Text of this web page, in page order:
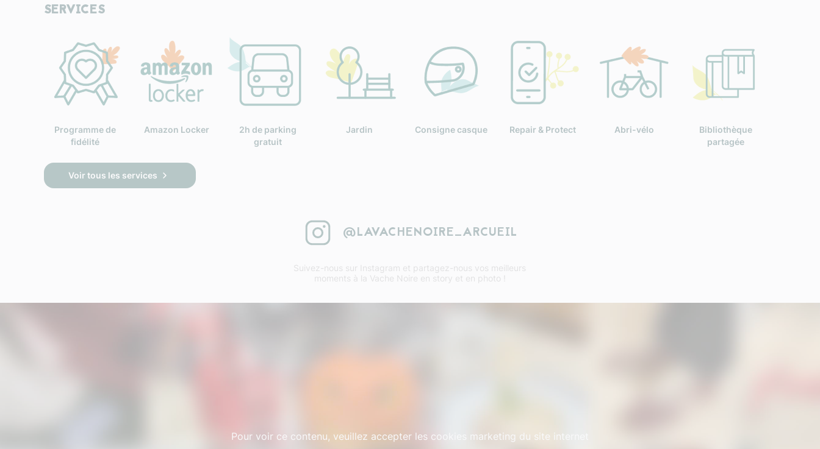
SERVICES
Programme de
fidélité
Amazon Locker
2h de parking
gratuit
Jardin Consigne casque Repair & Protect Abri-vélo
Bibliothèque
partagée
Voir tous les services
@LAVACHENOIRE_ARCUEIL
Suivez-nous sur Instagram et partagez-nous vos meilleurs
moments à la Vache Noire en story et en photo !
Pour voir ce contenu, veuillez accepter les cookies marketing du site internet